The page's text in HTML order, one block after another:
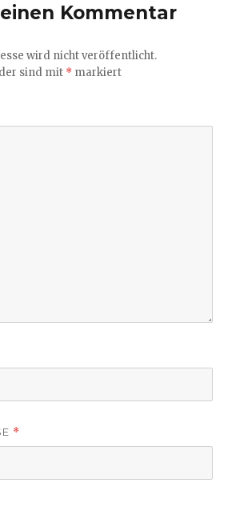
Kommentar
wird nicht veröffentlicht.
sind mit * markiert
*